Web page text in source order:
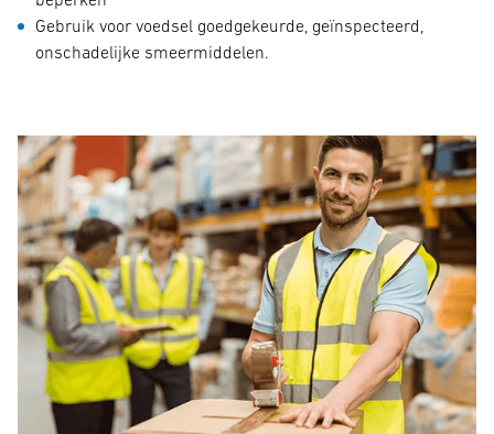
Gebruik voor voedsel goedgekeurde, geïnspecteerd,
onschadelijke smeermiddelen.